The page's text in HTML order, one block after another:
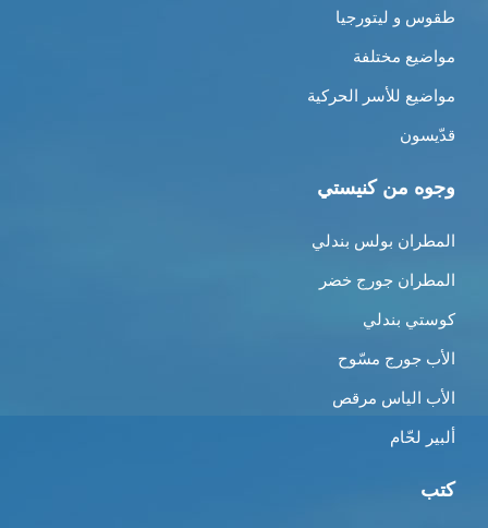
طقوس و ليتورجيا
مواضيع مختلفة
مواضيع للأسر الحركية
قدّيسون
وجوه من كنيستي
المطران بولس بندلي
المطران جورج خضر
كوستي بندلي
الأب جورج مسّوح
الأب الياس مرقص
ألبير لحّام
كتب